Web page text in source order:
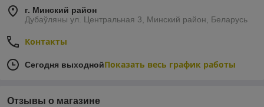
г. Минский район
Дубаўляны ул. Центральная 3, Минский район, Беларусь
Контакты
Сегодня выходнойПоказать весь график работы
Отзывы о магазине